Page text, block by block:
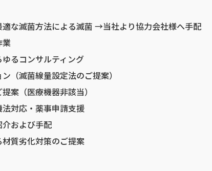
適な滅菌方法による滅菌 →当社より協力会社様へ手配
業
ゆるコンサルティング
（滅菌線量設定法のご提案）
案（医療機器非該当）
法対応・薬事申請支援
介および手配
材質劣化対策のご提案